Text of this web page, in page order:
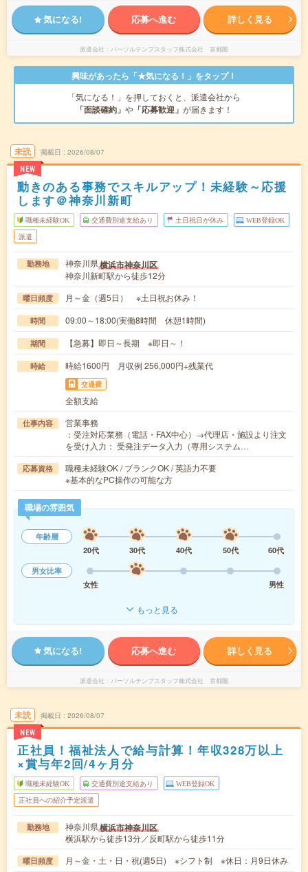
気になる! 応募へ進む 詳しく見る
派遣会社 パーソルテンプスタッフ株式会社 首都圏
興味があったら「★気になる！」をタップ！
「気になる！」を押しておくと、派遣会社から
「面談確約」 や 「応募歓迎」 が届きます！
未読
NEW
掲載日 2026/08/07
動きのある事務でスキルアップ！未経験～応援
します＠神奈川新町
職種未経験OK 交通費別途支給あり 土日祝日が休み WEB登録OK
派遣
勤務地 神奈川県横浜市神奈川区
神奈川新町駅から徒歩12分
曜日頻度 月～金（週5日） ※土日祝お休み！
時間 09:00～18:00(実働8時間 休憩1時間)
期間 【急募】即日～長期 ※即日～！
時給 時給1600円 月収例 256,000円+残業代
交通費
全額支給
仕事内容
営業事務
：受注対応業務（電話・FAX中心）→代理店・施設より注文
を受け入力： 受発注データ入力（専用システム…
応募資格
職種未経験OK / ブランクOK / 英語力不要
※基本的なPC操作の可能な方
職場の雰囲気
年齢層
20代
30代 40代 50代
60代
男女比率
女性
男性
もっと見る
気になる! 応募へ進む 詳しく見る
派遣会社 パーソルテンプスタッフ株式会社 首都圏
未読
NEW
掲載日 2026/08/07
正社員！福祉法人で給与計算！年収328万以上
×賞与年2回/4ヶ月分
職種未経験OK 交通費別途支給あり WEB登録OK
正社員への紹介予定派遣
勤務地 神奈川県横浜市神奈川区
横浜駅から徒歩13分／反町駅から徒歩11分
曜日頻度 月～金・土・日・祝(週5日) ※シフト制 ※休日：月9日休み